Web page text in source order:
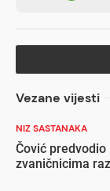
Vezane vijesti
NIZ SASTANAKA
Čović predvodio
zvaničnicima